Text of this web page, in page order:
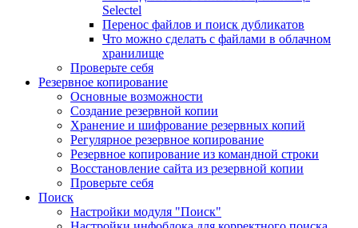
Selectel
Перенос файлов и поиск дубликатов
Что можно сделать с файлами в облачном
хранилище
Проверьте себя
Резервное копирование
Основные возможности
Создание резервной копии
Хранение и шифрование резервных копий
Регулярное резервное копирование
Резервное копирование из командной строки
Восстановление сайта из резервной копии
Проверьте себя
Поиск
Настройки модуля "Поиск"